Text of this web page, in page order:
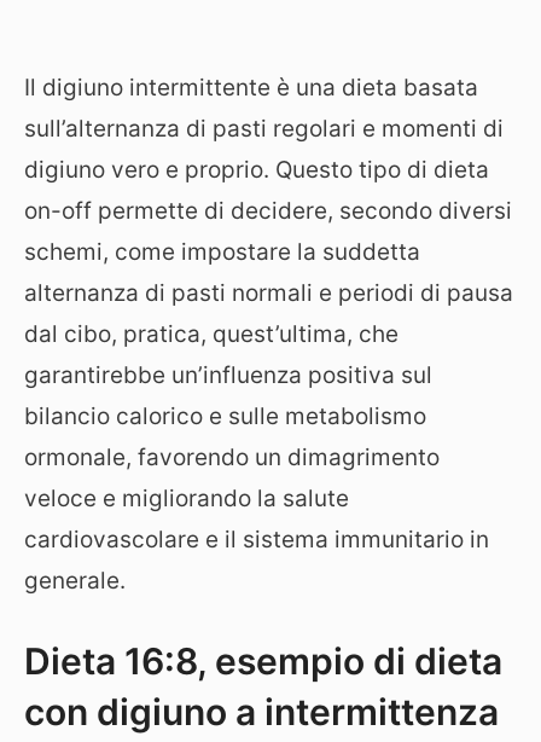
Il digiuno intermittente è una dieta basata
sull’alternanza di pasti regolari e momenti di
digiuno vero e proprio. Questo tipo di dieta
on-off permette di decidere, secondo diversi
schemi, come impostare la suddetta
alternanza di pasti normali e periodi di pausa
dal cibo, pratica, quest’ultima, che
garantirebbe un’influenza positiva sul
bilancio calorico e sulle metabolismo
ormonale, favorendo un dimagrimento
veloce e migliorando la salute
cardiovascolare e il sistema immunitario in
generale.
Dieta 16:8, esempio di dieta
con digiuno a intermittenza